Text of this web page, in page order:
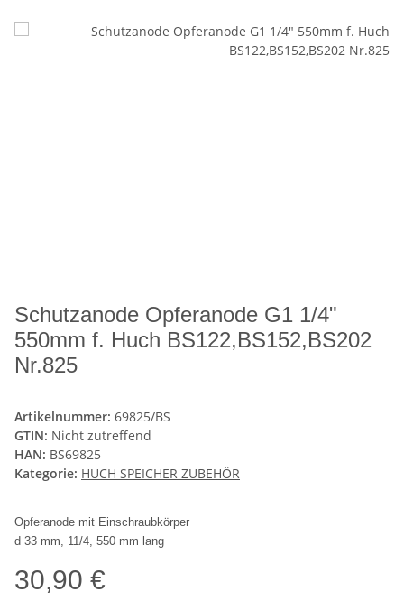
Schutzanode Opferanode G1 1/4"
550mm f. Huch BS122,BS152,BS202
Nr.825
Artikelnummer: 69825/BS
GTIN: Nicht zutreffend
HAN: BS69825
Kategorie: HUCH SPEICHER ZUBEHÖR
Opferanode mit Einschraubkörper
d 33 mm, 11/4, 550 mm lang
30,90 €